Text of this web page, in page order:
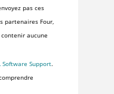
pas ces
partenaires Four,
aucune
Software Support.